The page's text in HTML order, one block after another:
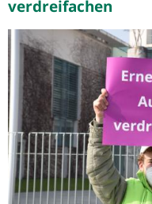
verdreifachen